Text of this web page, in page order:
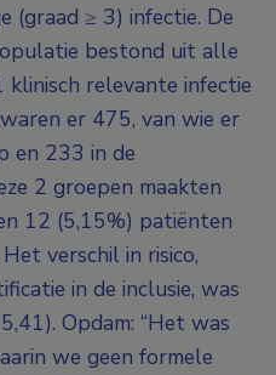
(graad ≥ 3) infectie. De
bestond uit alle
relevante infectie
er 475, van wie er
en 233 in de
2 groepen maakten
12 (5,15%) patiënten
verschil in risico,
in de inclusie, was
Opdam: “Het was
we geen formele